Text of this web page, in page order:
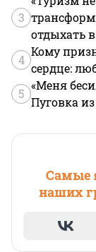
3
отдыхать
4
Кому
сердце:
5
«Меня
Пуговка
Самые
наших